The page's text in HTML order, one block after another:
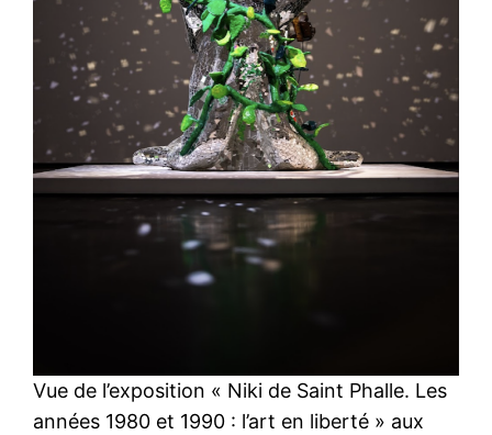
Vue de l’exposition « Niki de Saint Phalle. Les
années 1980 et 1990 : l’art en liberté » aux